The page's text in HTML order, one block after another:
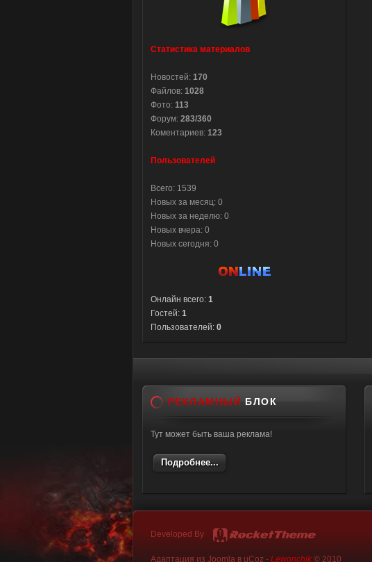
Статистика материалов
Новостей: 170
Файлов: 1028
Фото: 113
Форум: 283/360
Коментариев: 123
Пользователей
Всего: 1539
Новых за месяц: 0
Новых за неделю: 0
Новых вчера: 0
Новых сегодня: 0
Онлайн всего: 1
Гостей: 1
Пользователей: 0
РЕКЛАМНЫЙ БЛОК
Тут может быть ваша реклама!
Подробнее...
Developed By
Адаптация из Joomla в uCoz - Lewonchik© 2010